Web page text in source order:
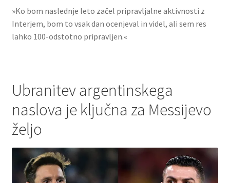
»Ko bom naslednje leto začel pripravljalne aktivnosti z
Interjem, bom to vsak dan ocenjeval in videl, ali sem res
lahko 100-odstotno pripravljen.«
Ubranitev argentinskega
naslova je ključna za Messijevo
željo